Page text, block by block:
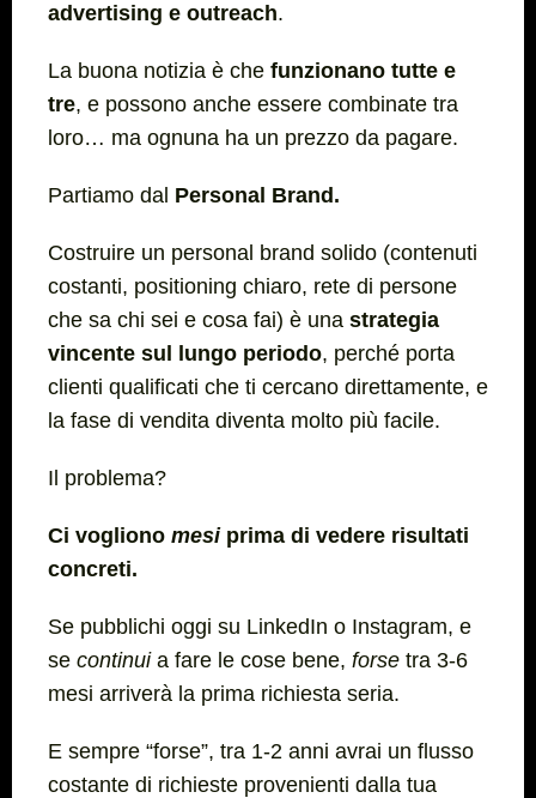
advertising e outreach.
La buona notizia è che funzionano tutte e
tre, e possono anche essere combinate tra
loro… ma ognuna ha un prezzo da pagare.
Partiamo dal Personal Brand.
Costruire un personal brand solido (contenuti
costanti, positioning chiaro, rete di persone
che sa chi sei e cosa fai) è una strategia
vincente sul lungo periodo, perché porta
clienti qualificati che ti cercano direttamente, e
la fase di vendita diventa molto più facile.
Il problema?
Ci vogliono mesiprima di vedere risultati
concreti.
Se pubblichi oggi su LinkedIn o Instagram, e
se continuia fare le cose bene, forse tra 3-6
mesi arriverà la prima richiesta seria.
E sempre “forse”, tra 1-2 anni avrai un flusso
costante di richieste provenienti dalla tua